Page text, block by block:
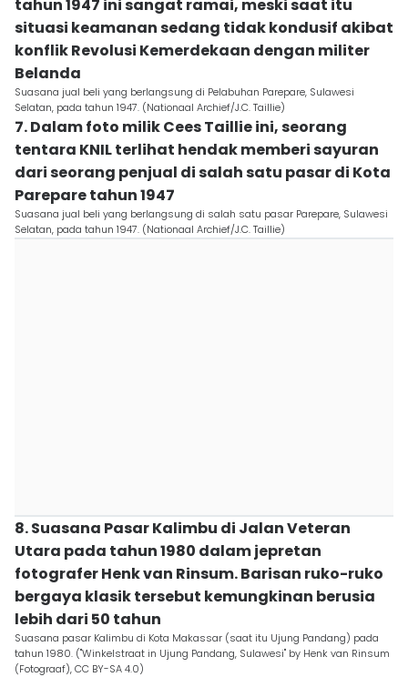
tahun 1947 ini sangat ramai, meski saat itu
situasi keamanan sedang tidak kondusif akibat
konflik Revolusi Kemerdekaan dengan militer
Belanda
Suasana jual beli yang berlangsung di Pelabuhan Parepare, Sulawesi
Selatan, pada tahun 1947. (Nationaal Archief/J.C. Taillie)
7. Dalam foto milik Cees Taillie ini, seorang
tentara KNIL terlihat hendak memberi sayuran
dari seorang penjual di salah satu pasar di Kota
Parepare tahun 1947
Suasana jual beli yang berlangsung di salah satu pasar Parepare, Sulawesi
Selatan, pada tahun 1947. (Nationaal Archief/J.C. Taillie)
8. Suasana Pasar Kalimbu di Jalan Veteran
Utara pada tahun 1980 dalam jepretan
fotografer Henk van Rinsum. Barisan ruko-ruko
bergaya klasik tersebut kemungkinan berusia
lebih dari 50 tahun
Suasana pasar Kalimbu di Kota Makassar (saat itu Ujung Pandang) pada
tahun 1980. ("Winkelstraat in Ujung Pandang, Sulawesi" by Henk van Rinsum
(Fotograaf), CC BY-SA 4.0)